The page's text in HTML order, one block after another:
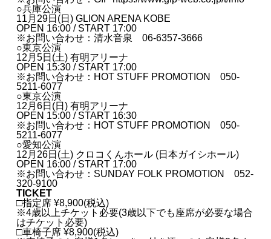
○兵庫公演
11月29日(日) GLION ARENA KOBE
OPEN 16:00 / START 17:00
※お問い合わせ：清水音泉 06-6357-3666
○東京公演
12月5日(土) 有明アリーナ
OPEN 15:30 / START 17:00
※お問い合わせ：HOT STUFF PROMOTION 050-
5211-6077
○東京公演
12月6日(日) 有明アリーナ
OPEN 15:00 / START 16:30
※お問い合わせ：HOT STUFF PROMOTION 050-
5211-6077
○愛知公演
12月26日(土) クロコくんホール (日本ガイシホール)
OPEN 16:00 / START 17:00
※お問い合わせ：SUNDAY FOLK PROMOTION 052-
320-9100
TICKET
□指定席 ¥8,900(税込)
※4歳以上チケット必要(3歳以下でも座席が必要な場合
はチケット必要)
□⾞椅⼦席 ¥8,900(税込)